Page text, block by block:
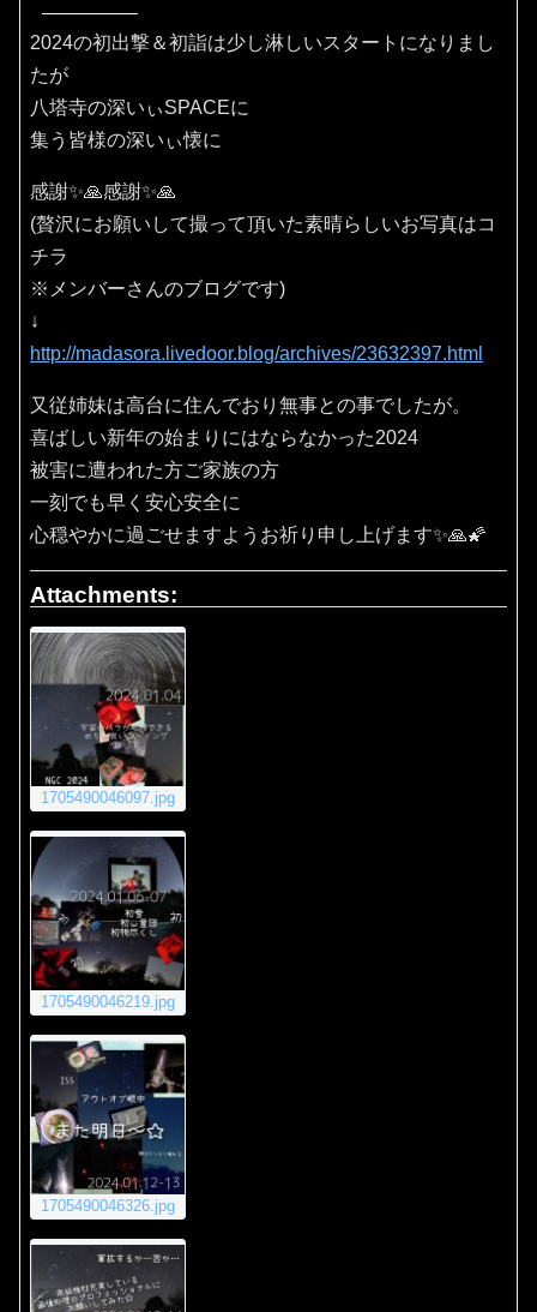
2024の初出撃＆初詣は少し淋しいスタートになりまし
たが
八塔寺の深いぃSPACEに
集う皆様の深いぃ懐に
感謝✨🙏感謝✨🙏
(贅沢にお願いして撮って頂いた素晴らしいお写真はコ
チラ
※メンバーさんのブログです)
↓
http://madasora.livedoor.blog/archives/23632397.html
又従姉妹は高台に住んでおり無事との事でしたが。
喜ばしい新年の始まりにはならなかった2024
被害に遭われた方ご家族の方
一刻でも早く安心安全に
心穏やかに過ごせますようお祈り申し上げます✨🙏🌠
Attachments:
1705490046097.jpg
1705490046219.jpg
1705490046326.jpg